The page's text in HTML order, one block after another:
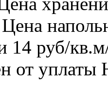
14 руб/
от